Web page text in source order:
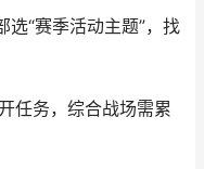
选“赛季活动主题”，找
任务，综合战场需累